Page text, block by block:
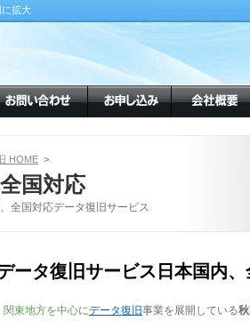
拡大
HOME >
国対応
全国対応データ復旧サービス
ータ復旧サービス日本国内
関東地方を中心にデータ復旧事業を展開している